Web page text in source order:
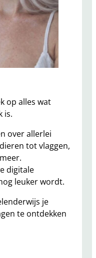
op alles wat
is.
over allerlei
tot vlaggen,
digitale
leuker wordt.
je
te ontdekken